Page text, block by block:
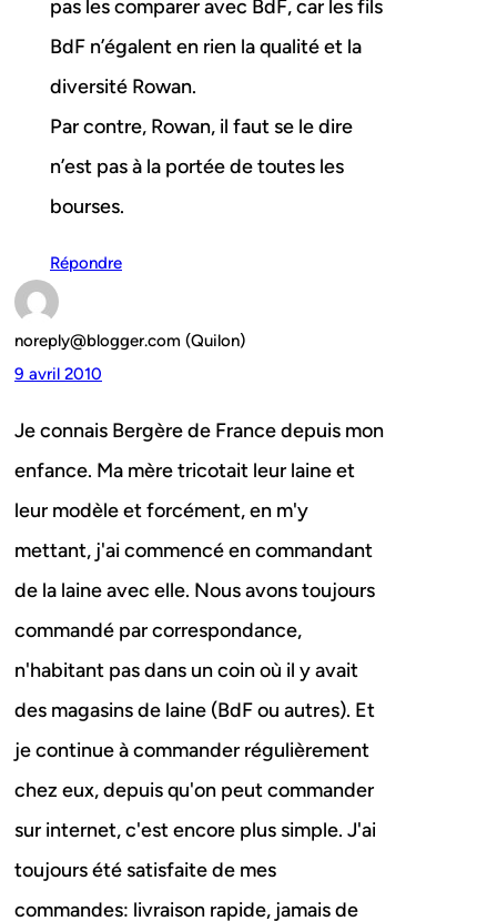
pas les comparer avec BdF, car les fils
BdF n’égalent en rien la qualité et la
diversité Rowan.
Par contre, Rowan, il faut se le dire
n’est pas à la portée de toutes les
bourses.
Répondre
noreply@blogger.com (Quilon)
9 avril 2010
Je connais Bergère de France depuis mon
enfance. Ma mère tricotait leur laine et
leur modèle et forcément, en m'y
mettant, j'ai commencé en commandant
de la laine avec elle. Nous avons toujours
commandé par correspondance,
n'habitant pas dans un coin où il y avait
des magasins de laine (BdF ou autres). Et
je continue à commander régulièrement
chez eux, depuis qu'on peut commander
sur internet, c'est encore plus simple. J'ai
toujours été satisfaite de mes
commandes: livraison rapide, jamais de